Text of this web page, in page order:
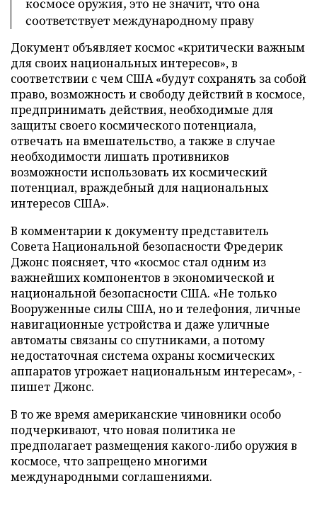
соответствует международному праву
Документ объявляет космос «критически важным
для своих национальных интересов», в
соответствии с чем США «будут сохранять за собой
право, возможность и свободу действий в космосе,
предпринимать действия, необходимые для
защиты своего космического потенциала,
отвечать на вмешательство, а также в случае
необходимости лишать противников
возможности использовать их космический
потенциал, враждебный для национальных
интересов США».
В комментарии к документу представитель
Совета Национальной безопасности Фредерик
Джонс поясняет, что «космос стал одним из
важнейших компонентов в экономической и
национальной безопасности США. «Не только
Вооруженные силы США, но и телефония, личные
навигационные устройства и даже уличные
автоматы связаны со спутниками, а потому
недостаточная система охраны космических
аппаратов угрожает национальным интересам», -
пишет Джонс.
В то же время американские чиновники особо
подчеркивают, что новая политика не
предполагает размещения какого-либо оружия в
космосе, что запрещено многими
международными соглашениями.